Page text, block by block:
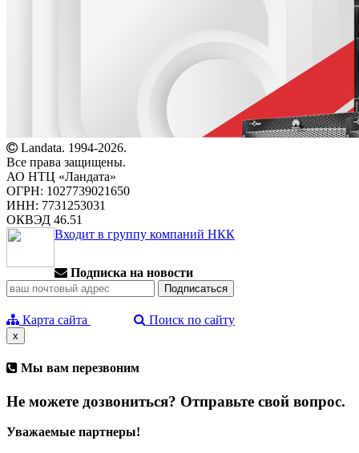
Landata. 1994-2026.
Все права защищены.
АО НТЦ «Ландата»
ОГРН: 1027739021650
ИНН: 7731253031
ОКВЭД 46.51
Входит в группу компаний НКК
Подписка на новости
Карта сайта Поиск по сайту
x
Мы вам перезвоним
Не можете дозвониться? Отправьте свой вопрос.
Уважаемые партнеры!